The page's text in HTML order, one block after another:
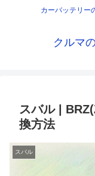
カーバッテリー
クルマ
スバル |
換方法
スバル